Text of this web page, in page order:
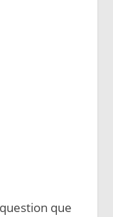
que